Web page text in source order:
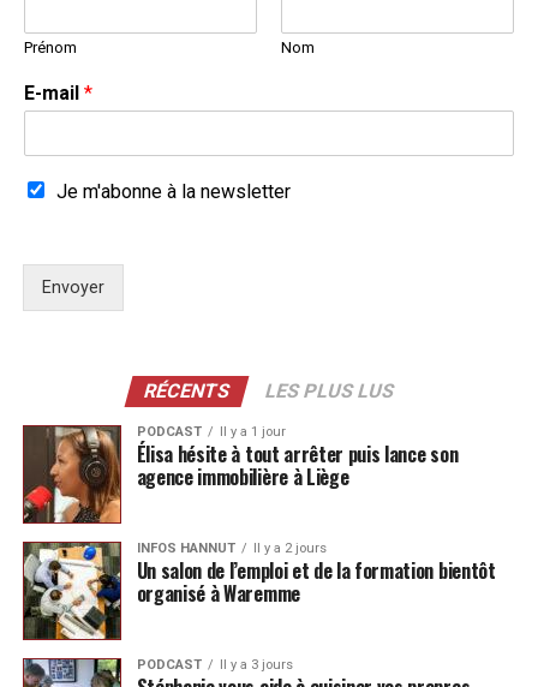
Prénom Nom
E-mail *
Je m'abonne à la newsletter
Envoyer
RÉCENTS LES PLUS LUS
PODCAST Il y a 1 jour
Élisa hésite à tout arrêter puis lance son
agence immobilière à Liège
INFOS HANNUT Il y a 2 jours
Un salon de l’emploi et de la formation bientôt
organisé à Waremme
PODCAST Il y a 3 jours